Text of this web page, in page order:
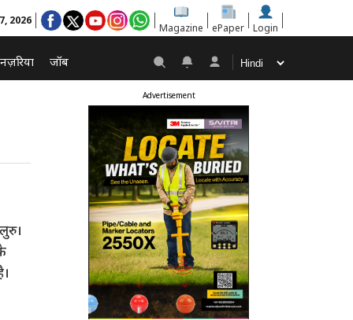
2026
Magazine ePaper Login
नज़रिया जॉब
Advertisement